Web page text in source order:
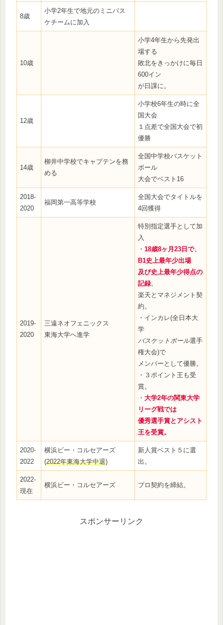
8歳
小学2年生で地元のミニバス
ケチームに加入
10歳
小学4年生から先発出
場する
敗北をきっかけに毎日
600イン
が日課に。
12歳
小学校6年生の時に全
国大会
１点差で全国大会で初
優勝
14歳
柳井中学校でキャプテンを務
める
全国中学校バスケット
ボール
大会でベスト16
2018-
2020
福岡第一高等学校
全国大会でタイトルを
4回獲得
2019-
2020
三遠ネオフェニックス
東海大学へ進学
特別指定選手として加
入
・18歳8ヶ月23日で、
B1史上最年少出場
及び史上最年少得点の
記録。
楽天とマネジメント契
約。
・インカレ(全日本大
学
バスケットボール選手
権大会)で
メンバーとして優勝。
・３ポイント王も受
賞。
・大学2年の関東大学
リーグ戦では
優秀選手賞とアシスト
王を受賞。
2020-
2022
横浜ビー・コルセアーズ
(2022年東海大学中退)
新人賞ベスト５に選
出。
2022-
現在
横浜ビー・コルセアーズ プロ契約を締結。
スポンサーリンク